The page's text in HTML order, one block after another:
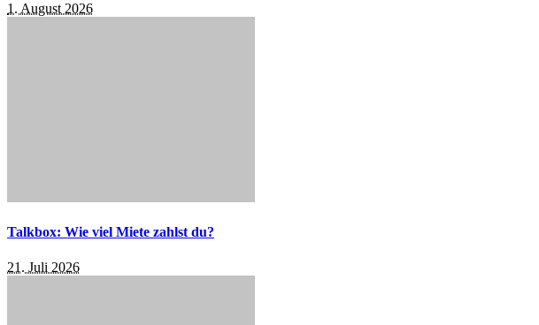
1. August 2026
Talkbox: Wie viel Miete zahlst du?
21. Juli 2026